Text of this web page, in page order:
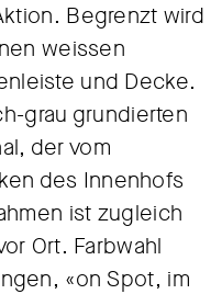
Begrenzt wird
weissen
und Decke.
grau grundierten
der vom
des Innenhofs
ist zugleich
Ort. Farbwahl
«on Spot, im